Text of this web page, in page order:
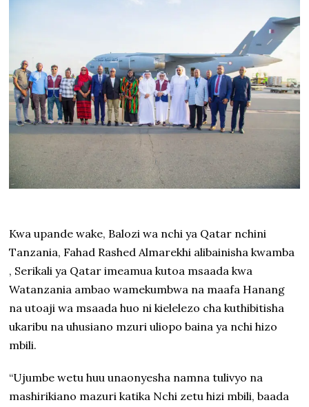
Kwa upande wake, Balozi wa nchi ya Qatar nchini
Tanzania, Fahad Rashed Almarekhi alibainisha kwamba
, Serikali ya Qatar imeamua kutoa msaada kwa
Watanzania ambao wamekumbwa na maafa Hanang
na utoaji wa msaada huo ni kielelezo cha kuthibitisha
ukaribu na uhusiano mzuri uliopo baina ya nchi hizo
mbili.
“Ujumbe wetu huu unaonyesha namna tulivyo na
mashirikiano mazuri katika Nchi zetu hizi mbili, baada